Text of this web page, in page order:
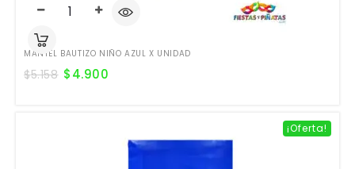
MANTEL BAUTIZO NIÑO AZUL X UNIDAD
$5.158 $4.900
¡Oferta!